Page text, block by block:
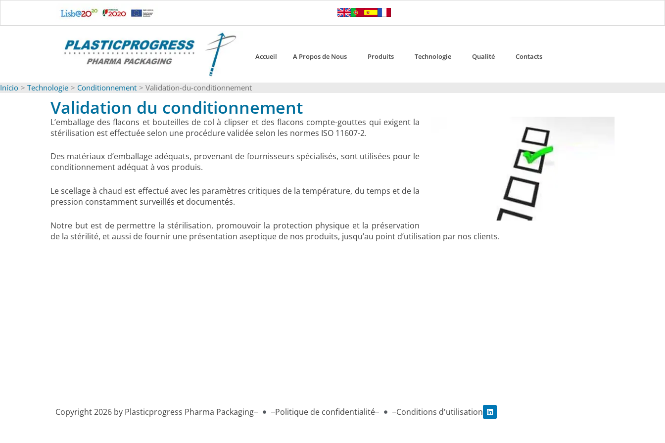
Accueil A Propos de Nous Produits Technologie Qualité Contacts
Início Technologie Conditionnement Validation-du-conditionnement
Validation du conditionnement
L’emballage des flacons et bouteilles de col à clipser et des flacons compte-gouttes qui exigent la
stérilisation est effectuée selon une procédure validée selon les normes ISO 11607-2.
Des matériaux d’emballage adéquats, provenant de fournisseurs spécialisés, sont utilisées pour le
conditionnement adéquat à vos produis.
Le scellage à chaud est effectué avec les paramètres critiques de la température, du temps et de la
pression constamment surveillés et documentés.
Notre but est de permettre la stérilisation, promouvoir la protection physique et la préservation
de la stérilité, et aussi de fournir une présentation aseptique de nos produits, jusqu’au point d’utilisation par nos clients.
Copyright 2026 by Plasticprogress Pharma Packaging Politique de confidentialité Conditions d'utilisation
L
i